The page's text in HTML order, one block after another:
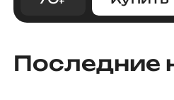
Последние